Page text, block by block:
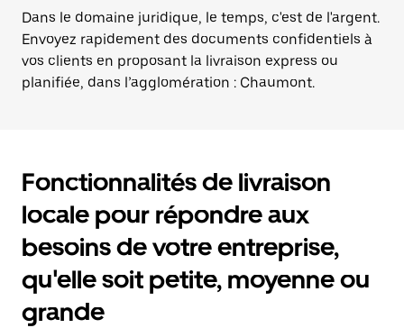
Dans le domaine juridique, le temps, c'est de l'argent.
Envoyez rapidement des documents confidentiels à
vos clients en proposant la livraison express ou
planifiée, dans l’agglomération : Chaumont.
Fonctionnalités de livraison
locale pour répondre aux
besoins de votre entreprise,
qu'elle soit petite, moyenne ou
grande